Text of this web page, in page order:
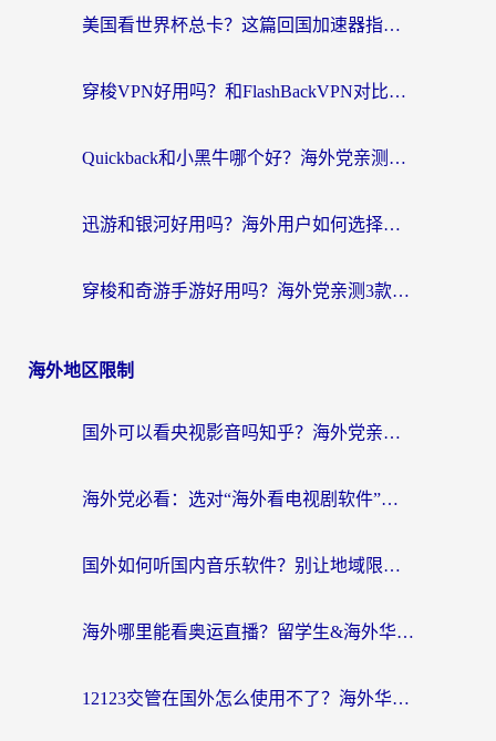
美国看世界杯总卡？这篇回国加速器指南帮你无缝刷国内资源（附苹果手机VPN设置步骤）
穿梭VPN好用吗？和FlashBackVPN对比哪个回国效果更好？
Quickback和小黑牛哪个好？海外党亲测指南，选对回国加速器秒回国内
迅游和银河好用吗？海外用户如何选择回国加速器实现无缝访问国内资源
穿梭和奇游手游好用吗？海外党亲测3款回国加速器，附蜜蜂加速器七天试用攻略
海外地区限制
国外可以看央视影音吗知乎？海外党亲测有效的回国加速方案
海外党必看：选对“海外看电视剧软件”，再也不用愁国内剧刷不了
国外如何听国内音乐软件？别让地域限制，断了你的中文歌单
海外哪里能看奥运直播？留学生&海外华人必看的体育赛事观赛终极指南
12123交管在国外怎么使用不了？海外华人必看的无缝访问国内资源指南